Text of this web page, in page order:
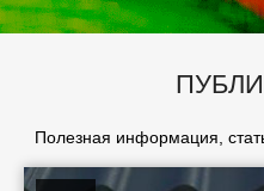
Полезная информация,